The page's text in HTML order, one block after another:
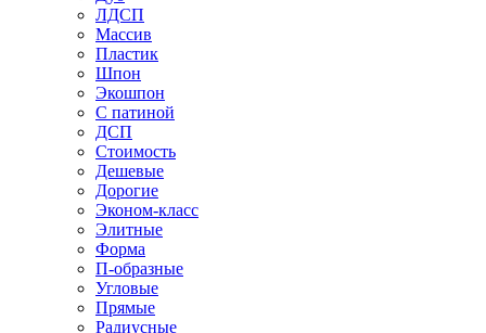
ЛДСП
Массив
Пластик
Шпон
Экошпон
С патиной
ДСП
Стоимость
Дешевые
Дорогие
Эконом-класс
Элитные
Форма
П-образные
Угловые
Прямые
Радиусные